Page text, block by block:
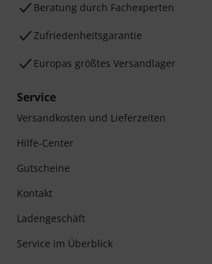
Beratung durch Fachexperten
Zufriedenheitsgarantie
Europas größtes Versandlager
Service
Versandkosten und Lieferzeiten
Hilfe-Center
Gutscheine
Kontakt
Ladengeschäft
Service im Überblick